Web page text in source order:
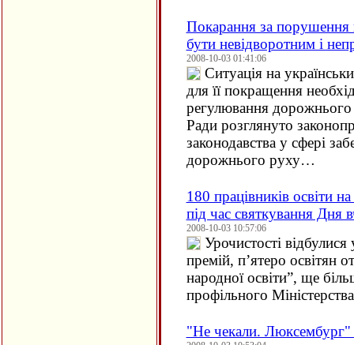
Покарання за
бути невідворотним і
2008-10-03 01:41:06
Ситуація на
для її покращення
регулювання дорожнього
Ради розглянуто
законодавства у сфері
дорожнього руху…
180 працівників освіти
під час святкування Дня
2008-10-03 10:57:06
Урочистості
премій, п’ятеро освітян
народної освіти”, ще
профільного
"Не чекали. Люксембург"